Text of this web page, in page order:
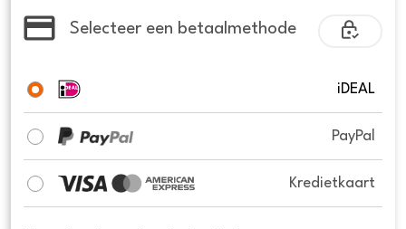
Selecteer een betaalmethode
iDEAL
PayPal
Kredietkaart